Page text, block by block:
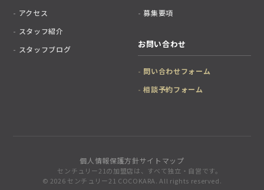
アクセス
スタッフ紹介
スタッフブログ
募集要項
お問い合わせ
問い合わせフォーム
相談予約フォーム
個人情報保護方針サイトマップ
センチュリー21の加盟店は、すべて独立・自営です。
© 2026 センチュリー21 COCOKARA. All rights reserved.